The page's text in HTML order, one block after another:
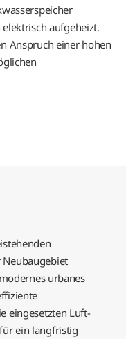
aufgeheizt.
Anspruch einer hohen
urbanes
eingesetzten Luft-
ein langfristig